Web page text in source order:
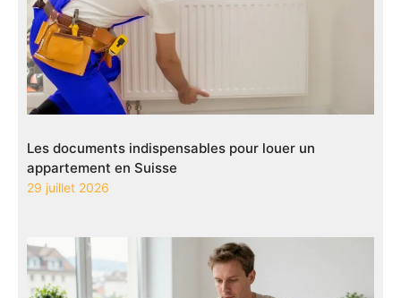
Les documents indispensables pour louer un
appartement en Suisse
29 juillet 2026